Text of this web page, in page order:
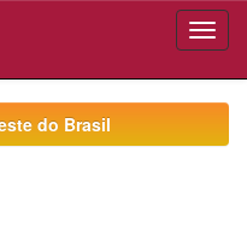
do Brasil